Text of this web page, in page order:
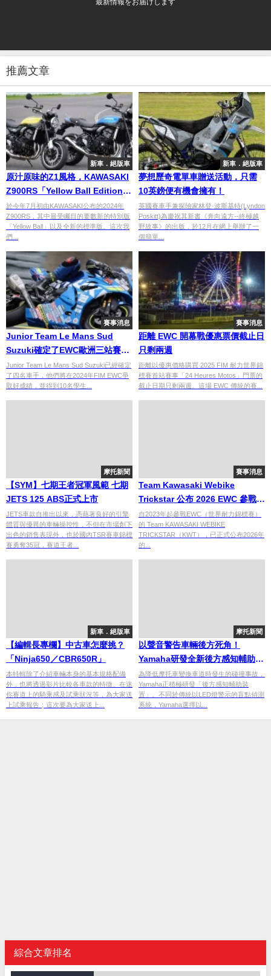
最新情報をお届けします
推薦文章
新車．絕版車
原汁原味的Z1風格，KAWASAKI
Z900RS「Yellow Ball Edition」
實車全面解析！
於今年7月初由KAWASAKI公布的2024年
Z900RS，其中最受矚目的要數新的特別版
「Yellow Ball」以及全新的標準版。這次我
們...
新車．絕版車
夢想歷奇電單車贈送活動，只需
10英鎊便有機會擁有！
英國賽車手兼探險家林登·波斯基特(Lyndon
Poskitt)為慶祝其新書《奔向遠方--終極越
野故事》的出版，於12月在網上舉辦了一
個簡單...
賽事消息
Junior Team Le Mans Sud
Suzuki確定了EWC歐洲三站賽事
的四名車手
Junior Team Le Mans Sud Suzuki已經確定
了四名車手，他們將在2024年FIM EWC爭
取好成績，並得到10名學生...
賽事消息
距離 EWC 開幕戰優惠票價截止日
只剩兩週
距離以優惠價格購買 2025 FIM 耐力世界錦
標賽首站賽事「24 Heures Motos」門票的
截止日期只剩兩週。這場 EWC 傳統的賽...
摩托新聞
【SYM】七期王者冠軍風範 七期
JETS 125 ABS正式上市
JETS車款自推出以來，憑藉著良好的引擎
體質與優異的車輛操控性，不但在市場創下
出色的銷售表現外，也於國內TSR賽車錦標
賽勇奪35冠，賽道王者...
賽事消息
Team Kawasaki Webike
Trickstar 公布 2026 EWC 參戰陣
容｜Ninja ZX-10RR＋
BRIDGESTONE、四車手陣容到
位，由監督鶴田竜二領軍，目標
自2023年起參戰EWC（世界耐力錦標賽）
的 Team KAWASAKI WEBIKE
TRICKSTAR（KWT），已正式公布2026年
的...
新車．絕版車
【編輯長專欄】中古車怎麼挑？
「Ninja650／CBR650R」
本特輯除了介紹車輛本身的基本規格配備
外，也將透過影片比較各車款的特徵、在迷
你賽道上的騎乘感及試乘狀況等，為大家送
上試乘報告；這次要為大家送上...
摩托新聞
以聲音警告車輛後方死角！
Yamaha研發全新後方感知輔助系
統提升行車安全
為降低摩托車變換車道時發生的碰撞事故，
Yamaha正積極研發「後方感知輔助裝
置」。不同於傳統以LED燈警示的盲點偵測
系統，Yamaha選擇以...
綜合文章排名